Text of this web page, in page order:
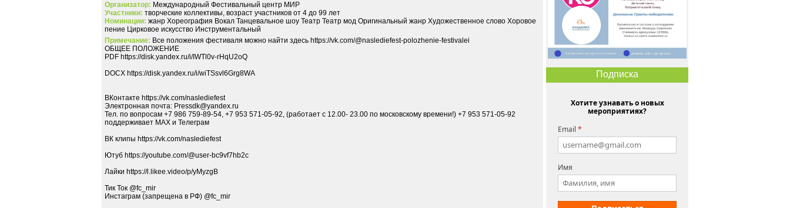
Организатор: Международный Фестивальный центр МИР
Участники: творческие коллективы, возраст участников от 4 до 99 лет
Номинации: жанр Хореография Вокал Танцевальное шоу Театр Театр мод Оригинальный жанр Художественное слово Хоровое
пение Цирковое искусство Инструментальный
Примечание: Все положения фестиваля можно найти здесь https://vk.com/@naslediefest-polozhenie-festivalei
ОБЩЕЕ ПОЛОЖЕНИЕ
PDF https://disk.yandex.ru/i/IWTl0v-rHqU2oQ
DOCX https://disk.yandex.ru/i/wiTSsvl6Grg8WA
ВКонтакте https://vk.com/naslediefest
Электронная почта: Pressdk@yandex.ru
Тел. по вопросам +7 986 759-89-54, +7 953 571-05-92, (работает с 12.00- 23.00 по московскому времени!) +7 953 571-05-92
поддерживает MAX и Телеграм
ВК клипы https://vk.com/naslediefest
Ютуб https://youtube.com/@user-bc9vf7hb2c
Лайки https://l.likee.video/p/yMyzgB
Тик Ток @fc_mir
Инстаграм (запрещена в РФ) @fc_mir
Подписка
Хотите узнавать о новых
мероприятиях?
Email *
Имя